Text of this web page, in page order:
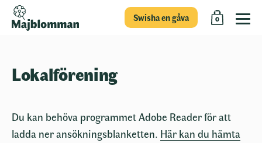
0
Swisha en gåva
Lokalförening
Du kan behöva programmet Adobe Reader för att
ladda ner ansökningsblanketten. Här kan du hämta